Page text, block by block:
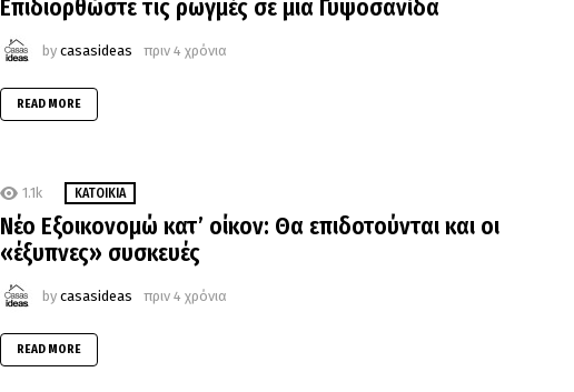
Επιδιορθώστε τις ρωγμές σε μια Γυψοσανίδα
by casasideas πριν 4 χρόνια
READ MORE
1.1k ΚΑΤΟΙΚΊΑ
Νέο Εξοικονομώ κατ’ οίκον: Θα επιδοτούνται και οι
«έξυπνες» συσκευές
by casasideas πριν 4 χρόνια
READ MORE